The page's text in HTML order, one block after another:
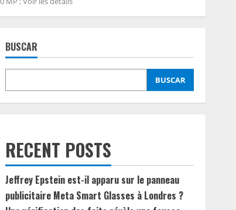
BUSCAR
BUSCAR
RECENT POSTS
Jeffrey Epstein est-il apparu sur le panneau
publicitaire Meta Smart Glasses à Londres ?